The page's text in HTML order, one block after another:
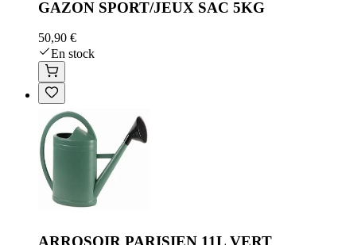
GAZON SPORT/JEUX SAC 5KG
50,90 €
En stock
ARROSOIR PARISIEN 11L VERT